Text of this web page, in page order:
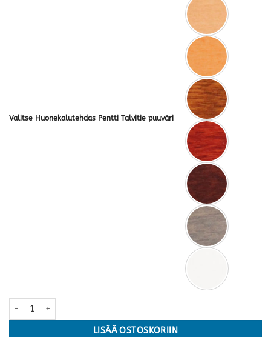
Valitse Huonekalutehdas Pentti Talvitie puuväri
Talvitie seniori turvalaita · kaksi kokoa ja useita värejä määrä
LISÄÄ OSTOSKORIIN